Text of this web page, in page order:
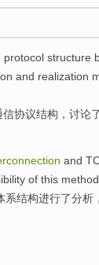
protocol structure
and realization
信协议结构 ， 讨论
and
of this method
系结构进行了分析，